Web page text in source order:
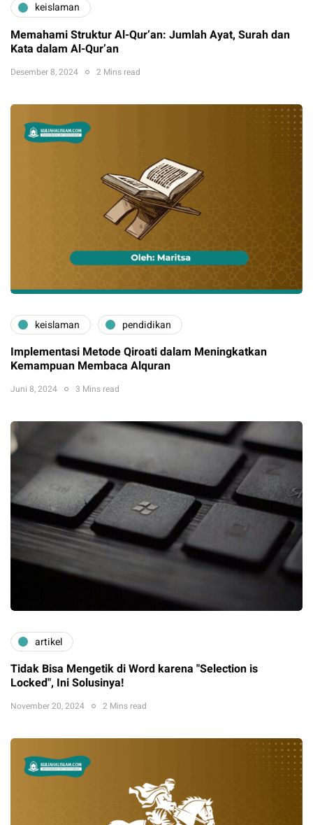
keislaman
Memahami Struktur Al-Qur’an: Jumlah Ayat, Surah dan
Kata dalam Al-Qur’an
Desember 8, 2024 2 Mins read
keislaman pendidikan
Implementasi Metode Qiroati dalam Meningkatkan
Kemampuan Membaca Alquran
Juni 8, 2024 3 Mins read
artikel
Tidak Bisa Mengetik di Word karena "Selection is
Locked", Ini Solusinya!
November 20, 2024 2 Mins read